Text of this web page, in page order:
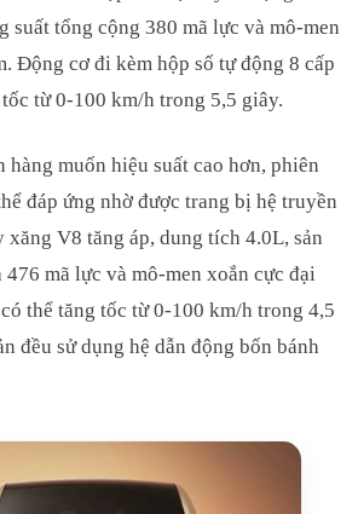
suất tổng cộng 380 mã lực và mô-men
Động cơ đi kèm hộp số tự động 8 cấp
từ 0-100 km/h trong 5,5 giây.
muốn hiệu suất cao hơn, phiên
đáp ứng nhờ được trang bị hệ truyền
V8 tăng áp, dung tích 4.0L, sản
mã lực và mô-men xoắn cực đại
thể tăng tốc từ 0-100 km/h trong 4,5
đều sử dụng hệ dẫn động bốn bánh